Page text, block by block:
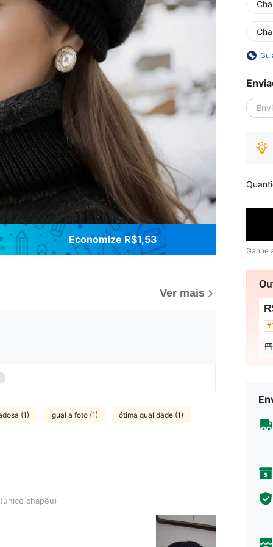
Economize R$1,53
Ver mais
(1) igual a foto (1) ótima qualidade (1)
chapéu)
Ganhe